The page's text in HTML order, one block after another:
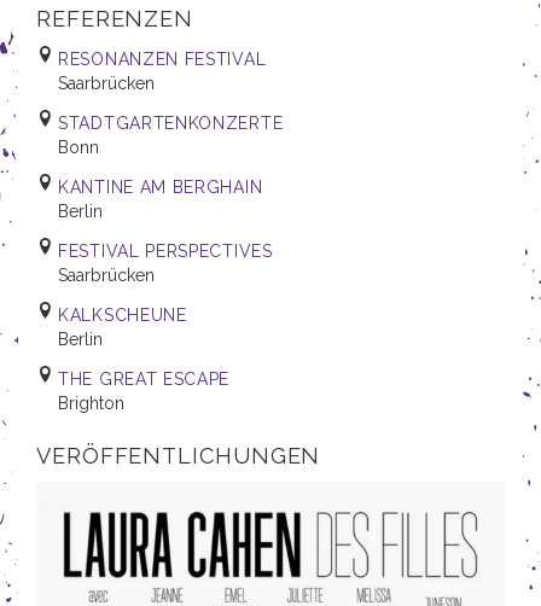
REFERENZEN
RESONANZEN FESTIVAL
Saarbrücken
STADTGARTENKONZERTE
Bonn
KANTINE AM BERGHAIN
Berlin
FESTIVAL PERSPECTIVES
Saarbrücken
KALKSCHEUNE
Berlin
THE GREAT ESCAPE
Brighton
VERÖFFENTLICHUNGEN